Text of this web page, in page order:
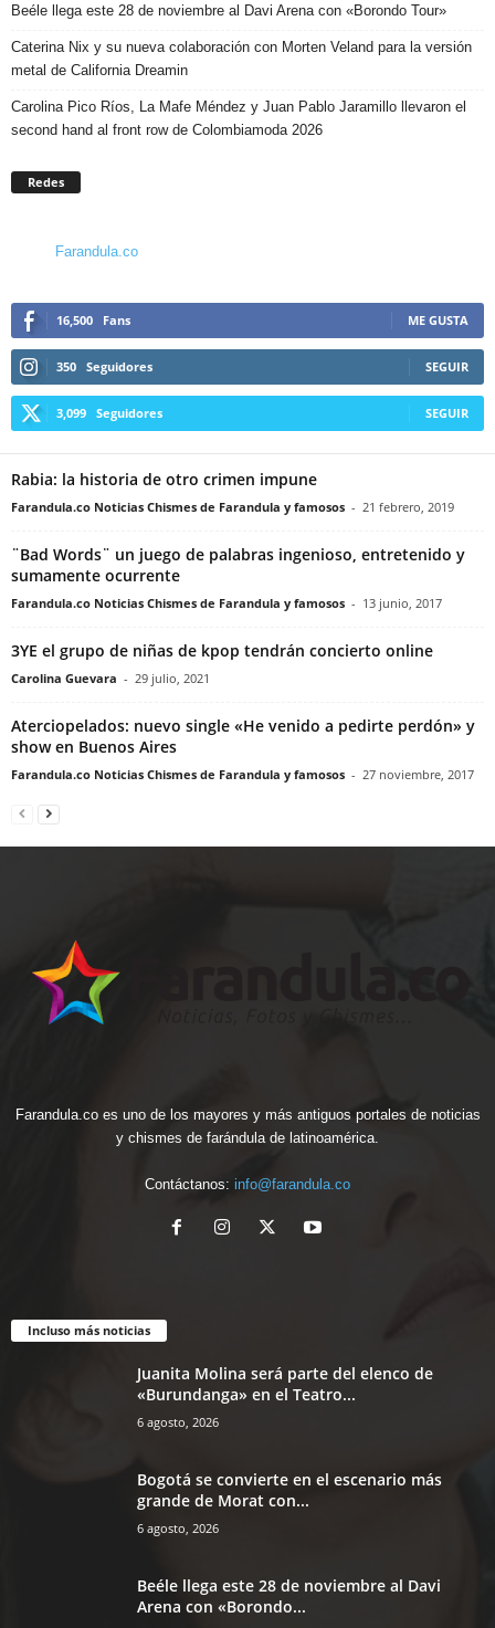
Beéle llega este 28 de noviembre al Davi Arena con «Borondo Tour»
Caterina Nix y su nueva colaboración con Morten Veland para la versión
metal de California Dreamin
Carolina Pico Ríos, La Mafe Méndez y Juan Pablo Jaramillo llevaron el
second hand al front row de Colombiamoda 2026
Redes
Farandula.co
16,500 Fans ME GUSTA
350 Seguidores SEGUIR
3,099 Seguidores SEGUIR
Rabia: la historia de otro crimen impune
Farandula.co Noticias Chismes de Farandula y famosos - 21 febrero, 2019
¨Bad Words¨ un juego de palabras ingenioso, entretenido y
sumamente ocurrente
Farandula.co Noticias Chismes de Farandula y famosos - 13 junio, 2017
3YE el grupo de niñas de kpop tendrán concierto online
Carolina Guevara - 29 julio, 2021
Aterciopelados: nuevo single «He venido a pedirte perdón» y
show en Buenos Aires
Farandula.co Noticias Chismes de Farandula y famosos - 27 noviembre, 2017
Farandula.co es uno de los mayores y más antiguos portales de noticias
y chismes de farándula de latinoamérica.
Contáctanos: info@farandula.co
Incluso más noticias
Juanita Molina será parte del elenco de
«Burundanga» en el Teatro...
6 agosto, 2026
Bogotá se convierte en el escenario más
grande de Morat con...
6 agosto, 2026
Beéle llega este 28 de noviembre al Davi
Arena con «Borondo...